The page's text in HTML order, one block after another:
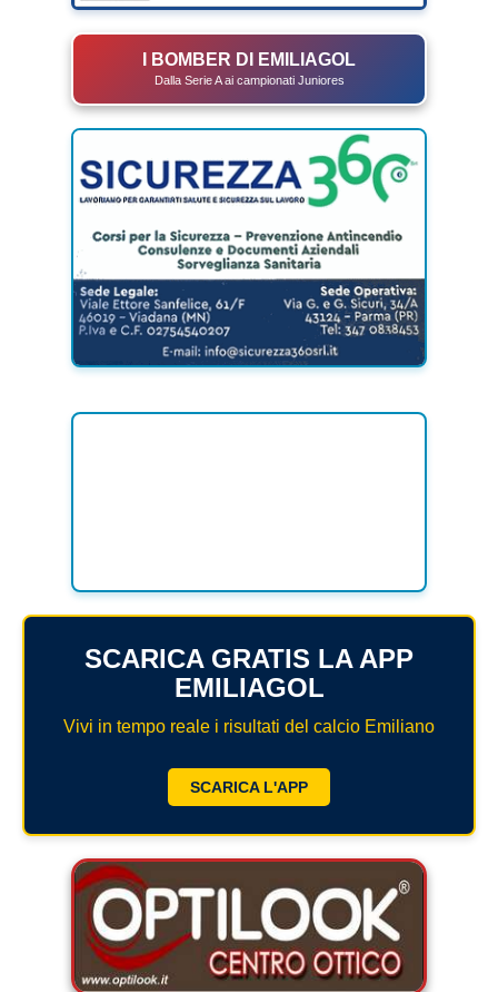
I BOMBER DI EMILIAGOL
Dalla Serie A ai campionati Juniores
SCARICA GRATIS LA APP
EMILIAGOL
Vivi in tempo reale i risultati del calcio Emiliano
SCARICA L'APP